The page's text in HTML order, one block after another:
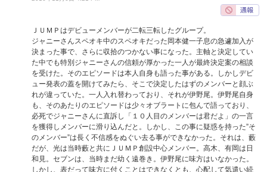
ＪＵＭＰはデビューメンバーが二転三転したグループ。
ジャニーさんスペオキ中のスペオキだった岡本健一子息の急遽加入が
決まった事で、さらに収拾のつかない事になった。主軸と決定してい
た中でも特別ジャニーさんの信頼が厚かった一人が最終決定案の相談
を受けた。そのエピソードは本人自身も語った事がある。しかしデビ
ュー発表の蓋を開けてみたら、そこで決定したはずのメンバーと顔ぶ
れが違っていた。一人入れ替わっており、それが伊野尾。伊野尾自身
も、そのあたりのエピソードは少々オブラートに包んで語っており、
必死でジャニーさんに直訴し「１０人目のメンバーは君だよ」の一言
を獲得しメンバーに滑り込んだと。しかし、この事に疑惑を持った”そ
のメンバー”は長く不信感をぬぐい去る事ができなかった。それは、藪
だが、光は当時藪と共にＪＵＭＰ創設中心メンバー。高木、有岡は日
和見。セブンは、当時まだ幼く遠巻き。伊野尾に味方はいなかった。
しかし、表だって味方に付くことはできなくとも、心配して気遣い続